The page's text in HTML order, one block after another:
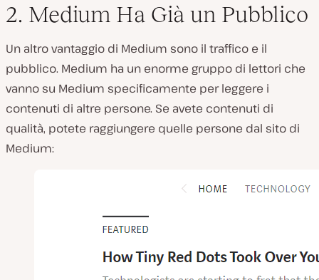
2. Medium Ha Già un Pubblico
Un altro vantaggio di Medium sono il traffico e il
pubblico. Medium ha un enorme gruppo di lettori che
vanno su Medium specificamente per leggere i
contenuti di altre persone. Se avete contenuti di
qualità, potete raggiungere quelle persone dal sito di
Medium: